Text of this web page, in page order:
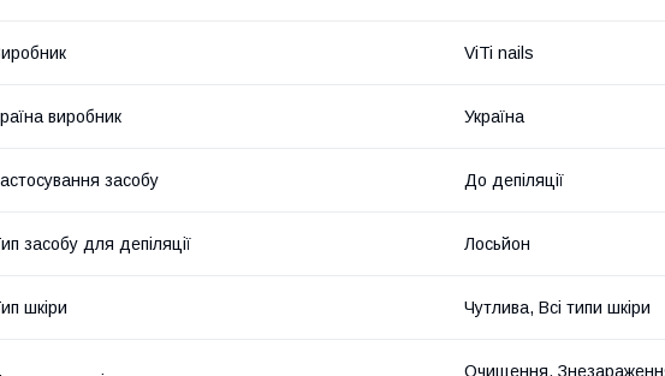
ViTi nails
виробник Україна
засобу До депіляції
засобу для депіляції Лосьйон
шкіри Чутлива, Всі типи шкіри
Очищення,